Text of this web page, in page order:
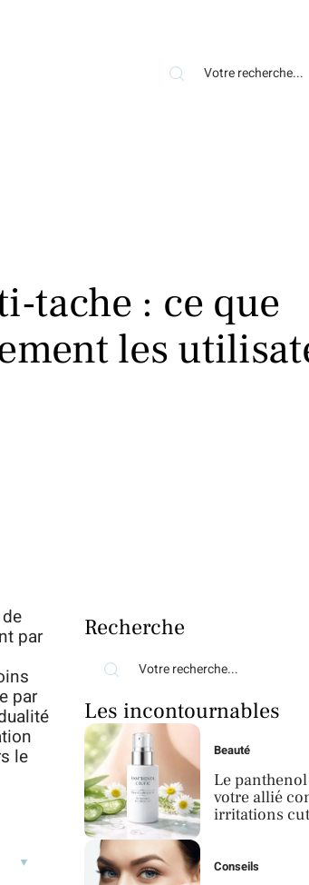
tache : ce que
les
par
par
le
Recherche
Les incontournables
Beauté
Le
votre allié
irritations
Conseils